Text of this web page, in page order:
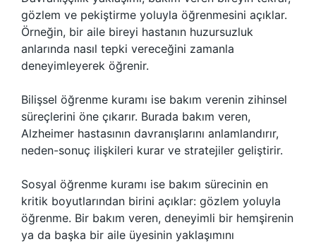
gözlem ve pekiştirme yoluyla öğrenmesini açıklar.
Örneğin, bir aile bireyi hastanın huzursuzluk
anlarında nasıl tepki vereceğini zamanla
deneyimleyerek öğrenir.
Bilişsel öğrenme kuramı ise bakım verenin zihinsel
süreçlerini öne çıkarır. Burada bakım veren,
Alzheimer hastasının davranışlarını anlamlandırır,
neden-sonuç ilişkileri kurar ve stratejiler geliştirir.
Sosyal öğrenme kuramı ise bakım sürecinin en
kritik boyutlarından birini açıklar: gözlem yoluyla
öğrenme. Bir bakım veren, deneyimli bir hemşirenin
ya da başka bir aile üyesinin yaklaşımını